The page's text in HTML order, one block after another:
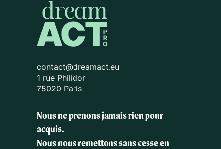
contact@dreamact.eu
1 rue Philidor
75020 Paris
Nous ne prenons jamais rien pour
acquis.
Nous nous remettons sans cesse en